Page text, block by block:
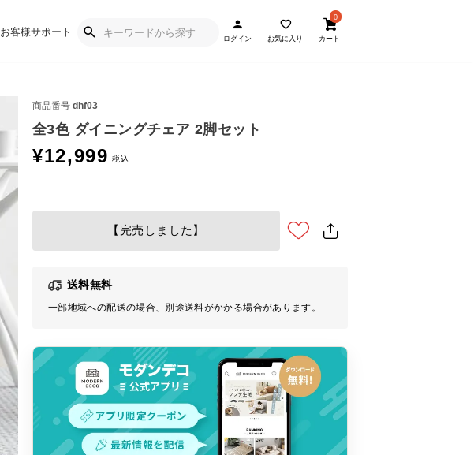
お客様サポート
ログイン お気に入り
0
カート
商品番号 dhf03
全3色 ダイニングチェア 2脚セット
¥12,999
【完売しました】
送料無料
一部地域への配送の場合、別途送料がかかる場合があります。